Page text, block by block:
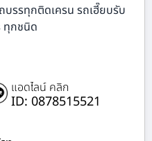
บรรทุกติดเครน รถเฮี๊ยบรับ
ทุกชนิด
แอดไลน์ คลิก
ID: 0878515521